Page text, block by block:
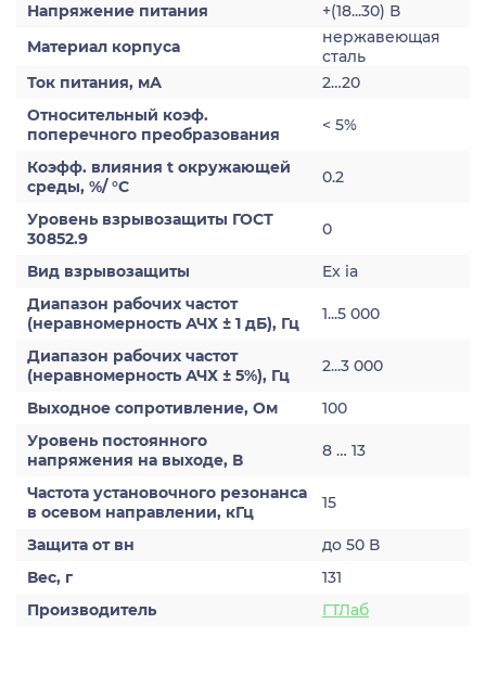
Напряжение питания
+(18...30) В
Материал корпуса
нержавеющая
сталь
Ток питания, мА
2…20
Относительный коэф.
поперечного преобразования
< 5%
Коэфф. влияния t окружающей
среды, %/ °С
0.2
Уровень взрывозащиты ГОСТ
30852.9
0
Вид взрывозащиты
Ex ia
Диапазон рабочих частот
(неравномерность АЧХ ± 1 дБ), Гц
1...5 000
Диапазон рабочих частот
(неравномерность АЧХ ± 5%), Гц
2...3 000
Выходное сопротивление, Ом
100
Уровень постоянного
напряжения на выходе, В
8 … 13
Частота установочного резонанса
в осевом направлении, кГц
15
Защита от вн
до 50 В
Вес, г
131
Производитель
ГТЛаб